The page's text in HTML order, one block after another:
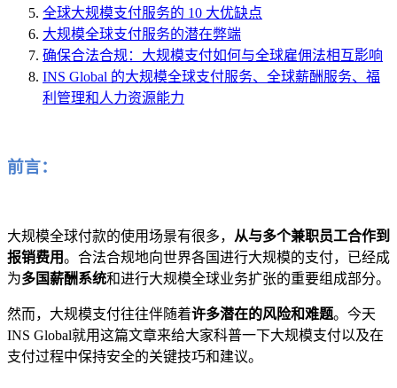
全球大规模支付服务的 10 大优缺点
大规模全球支付服务的潜在弊端
确保合法合规：大规模支付如何与全球雇佣法相互影响
INS Global 的大规模全球支付服务、全球薪酬服务、福
利管理和人力资源能力
前言：
大规模全球付款的使用场景有很多， 从与多个兼职员工合作到
报销费用。合法合规地向世界各国进行大规模的支付，已经成
为多国薪酬系统和进行大规模全球业务扩张的重要组成部分。
然而，大规模支付往往伴随着许多潜在的风险和难题。今天
INS Global就用这篇文章来给大家科普一下大规模支付以及在
支付过程中保持安全的关键技巧和建议。